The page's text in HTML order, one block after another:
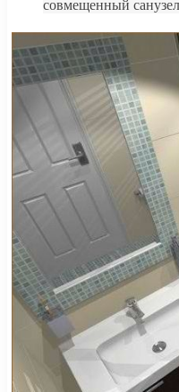
совмещенный